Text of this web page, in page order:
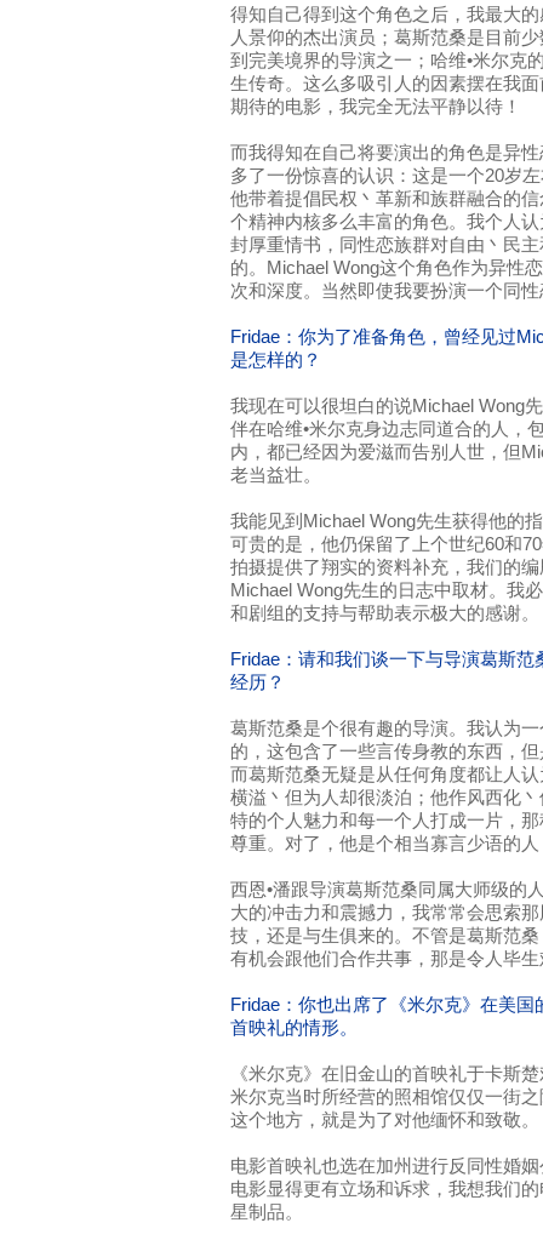
得知自己得到这个角色之后，我最大
人景仰的杰出演员；葛斯范桑是目前
到完美境界的导演之一；哈维•米尔克
生传奇。这么多吸引人的因素摆在我
期待的电影，我完全无法平静以待！
而我得知在自己将要演出的角色是异
多了一份惊喜的认识：这是一个20岁
他带着提倡民权丶革新和族群融合的
个精神内核多么丰富的角色。我个人
封厚重情书，同性恋族群对自由丶民
的。Michael Wong这个角色作为异性
次和深度。当然即使我要扮演一个同
Fridae：你为了准备角色，曾经见过
是怎样的？
我现在可以很坦白的说Michael Wong
伴在哈维•米尔克身边志同道合的人，
内，都已经因为爱滋而告别人世，但
老当益壮。
我能见到Michael Wong先生获得他的
可贵的是，他仍保留了上个世纪60和
拍摄提供了翔实的资料补充，我们的
Michael Wong先生的日志中取材。我
和剧组的支持与帮助表示极大的感谢。
Fridae：请和我们谈一下与导演葛斯
经历？
葛斯范桑是个很有趣的导演。我认为
的，这包含了一些言传身教的东西，
而葛斯范桑无疑是从任何角度都让人
横溢丶但为人却很淡泊；他作风西化
特的个人魅力和每一个人打成一片，
尊重。对了，他是个相当寡言少语的
西恩•潘跟导演葛斯范桑同属大师级的
大的冲击力和震撼力，我常常会思索
技，还是与生俱来的。不管是葛斯范
有机会跟他们合作共事，那是令人毕
Fridae：你也出席了《米尔克》在美
首映礼的情形。
《米尔克》在旧金山的首映礼于卡斯
米尔克当时所经营的照相馆仅仅一街
这个地方，就是为了对他缅怀和致敬。
电影首映礼也选在加州进行反同性婚
电影显得更有立场和诉求，我想我们
星制品。